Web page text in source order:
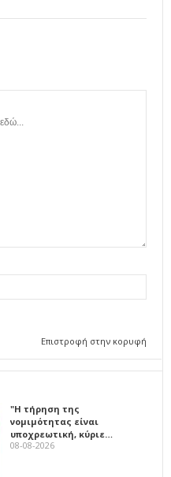
Επιστροφή στην κορυφή
"Η τήρηση της
νομιμότητας είναι
υποχρεωτική, κύριε…
08-08-2026